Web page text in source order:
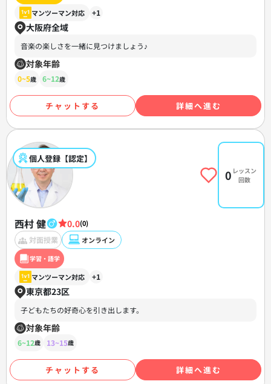
マンツーマン対応 +1
大阪府全域
音楽の楽しさを一緒に見つけましょう♪
対象年齢
0~5歳 6~12歳
チャットする 詳細へ進む
個人登録【認定】
0 レッスン
回数
西村 健 0.0(0)
対面授業 オンライン
学習・語学
マンツーマン対応 +1
東京都23区
子どもたちの好奇心を引き出します。
対象年齢
6~12歳 13~15歳
チャットする 詳細へ進む